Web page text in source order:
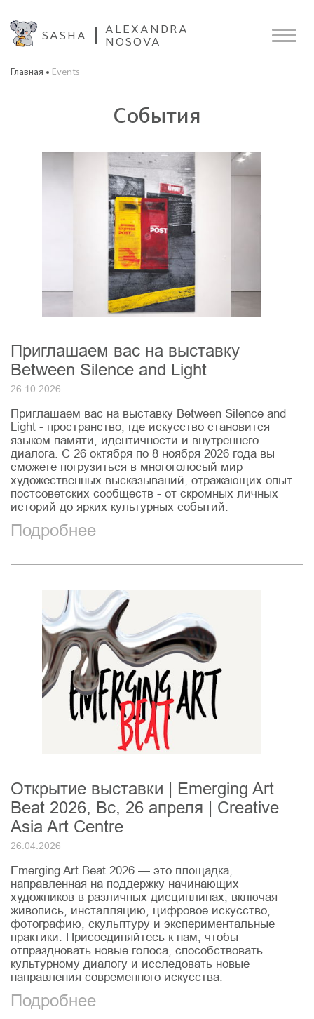
SASHA
ALEXANDRA
NOSOVA
Главная Events
События
Приглашаем вас на выставку
Between Silence and Light
26.10.2026
Приглашаем вас на выставку Between Silence and
Light - пространство, где искусство становится
языком памяти, идентичности и внутреннего
диалога. С 26 октября по 8 ноября 2026 года вы
сможете погрузиться в многоголосый мир
художественных высказываний, отражающих опыт
постсоветских сообществ - от скромных личных
историй до ярких культурных событий.
Подробнее
Открытие выставки | Emerging Art
Beat 2026, Вс, 26 апреля | Creative
Asia Art Centre
26.04.2026
Emerging Art Beat 2026 — это площадка,
направленная на поддержку начинающих
художников в различных дисциплинах, включая
живопись, инсталляцию, цифровое искусство,
фотографию, скульптуру и экспериментальные
практики. Присоединяйтесь к нам, чтобы
отпраздновать новые голоса, способствовать
культурному диалогу и исследовать новые
направления современного искусства.
Подробнее